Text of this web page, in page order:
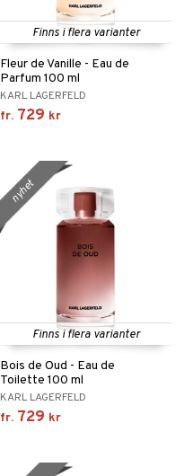
Finns i flera varianter
Fleur de Vanille - Eau de
Parfum 100 ml
KARL LAGERFELD
fr. 729 kr
Finns i flera varianter
Bois de Oud - Eau de
Toilette 100 ml
KARL LAGERFELD
fr. 729 kr
nyhet